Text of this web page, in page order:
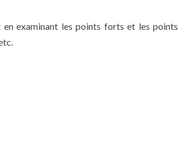
examinant les points forts et les points